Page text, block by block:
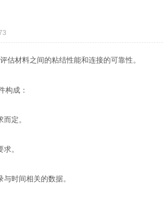
估材料之间的粘结性能和连接的可靠性。
构成：
定。
。
时间相关的数据。